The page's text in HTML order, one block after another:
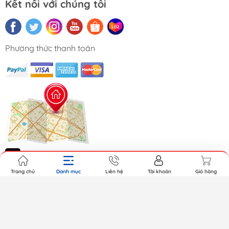
Kết nối với chúng tôi
Phương thức thanh toán
Trang chủ Danh mục Liên hệ Tài khoản Giỏ hàng